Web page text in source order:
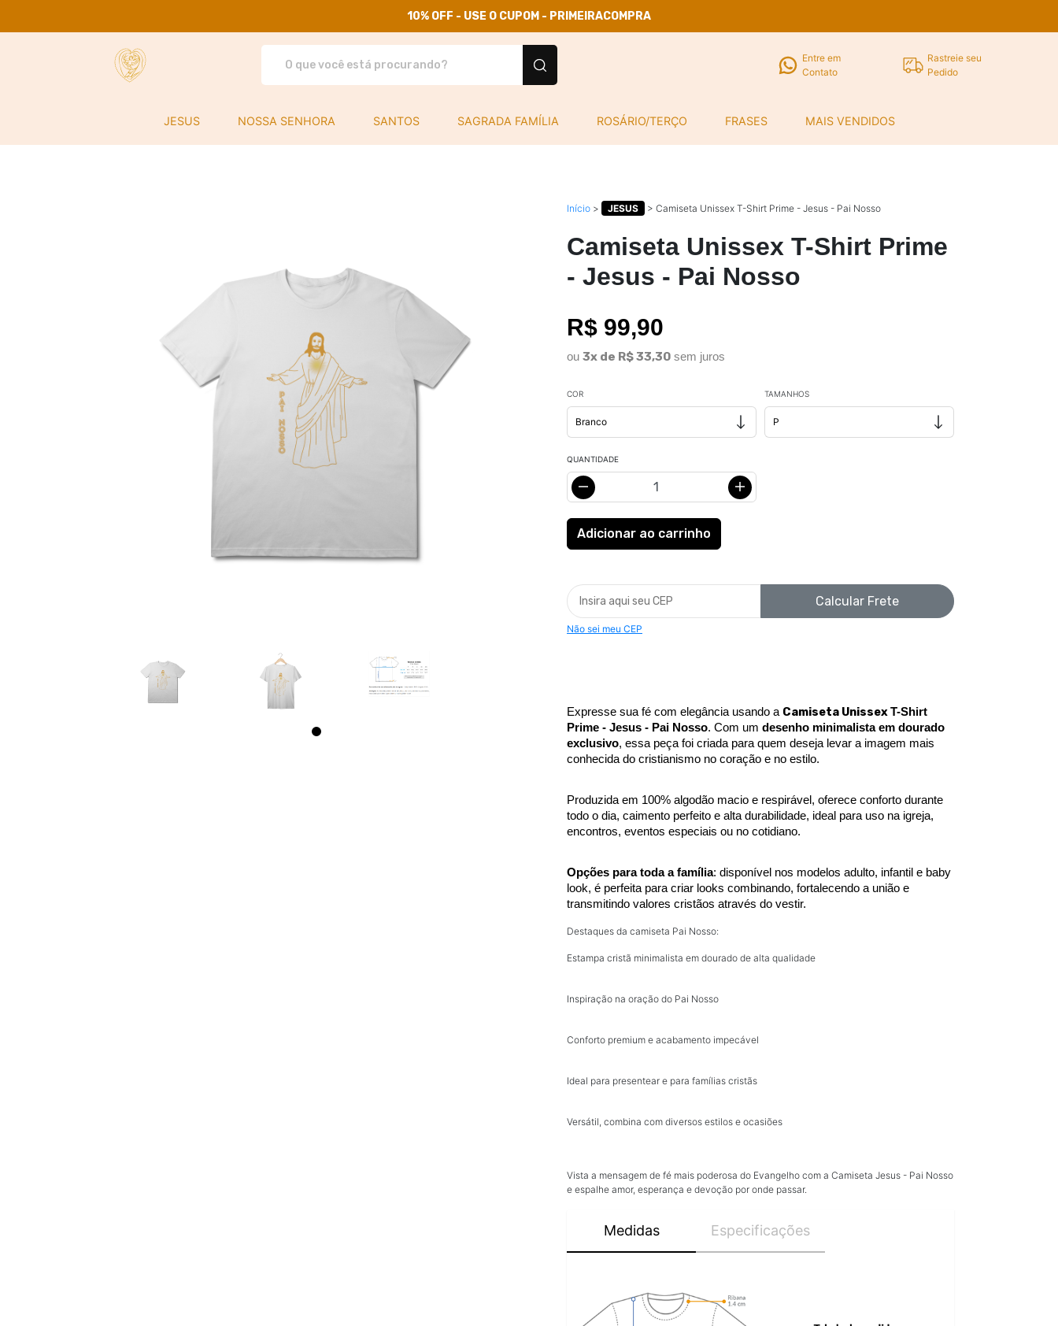
10% OFF - USE O CUPOM - PRIMEIRACOMPRA
Entre em
Contato
Rastreie seu
Pedido
JESUS NOSSA SENHORA SANTOS SAGRADA FAMÍLIA ROSÁRIO/TERÇO FRASES MAIS VENDIDOS
Início > JESUS > Camiseta Unissex T-Shirt Prime - Jesus - Pai Nosso
Camiseta Unissex T-Shirt Prime
- Jesus - Pai Nosso
R$ 99,90
ou 3x de R$ 33,30 sem juros
COR TAMANHOS
QUANTIDADE
Calcular Frete
Não sei meu CEP
Expresse sua fé com elegância usando a Camiseta Unissex T-Shirt
Prime - Jesus - Pai Nosso. Com um desenho minimalista em dourado
exclusivo, essa peça foi criada para quem deseja levar a imagem mais
conhecida do cristianismo no coração e no estilo.
Produzida em 100% algodão macio e respirável, oferece conforto durante
todo o dia, caimento perfeito e alta durabilidade, ideal para uso na igreja,
encontros, eventos especiais ou no cotidiano.
Opções para toda a família: disponível nos modelos adulto, infantil e baby
look, é perfeita para criar looks combinando, fortalecendo a união e
transmitindo valores cristãos através do vestir.
Destaques da camiseta Pai Nosso:
Estampa cristã minimalista em dourado de alta qualidade
Inspiração na oração do Pai Nosso
Conforto premium e acabamento impecável
Ideal para presentear e para famílias cristãs
Versátil, combina com diversos estilos e ocasiões
Vista a mensagem de fé mais poderosa do Evangelho com a Camiseta Jesus - Pai Nosso
e espalhe amor, esperança e devoção por onde passar.
Medidas Especificações